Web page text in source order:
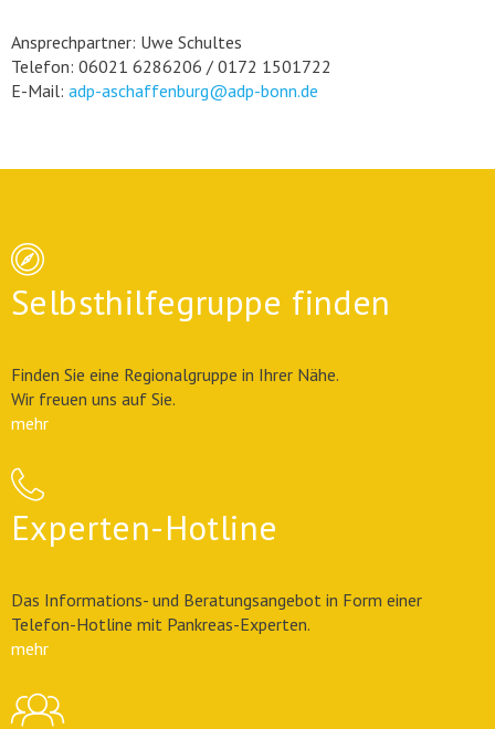
Ansprechpartner: Uwe Schultes
Telefon: 06021 6286206 / 0172 1501722
E-Mail: adp-aschaffenburg@adp-bonn.de
Selbsthilfegruppe finden
Finden Sie eine Regionalgruppe in Ihrer Nähe.
Wir freuen uns auf Sie.
mehr
Experten-Hotline
Das Informations- und Beratungsangebot in Form einer
Telefon-Hotline mit Pankreas-Experten.
mehr